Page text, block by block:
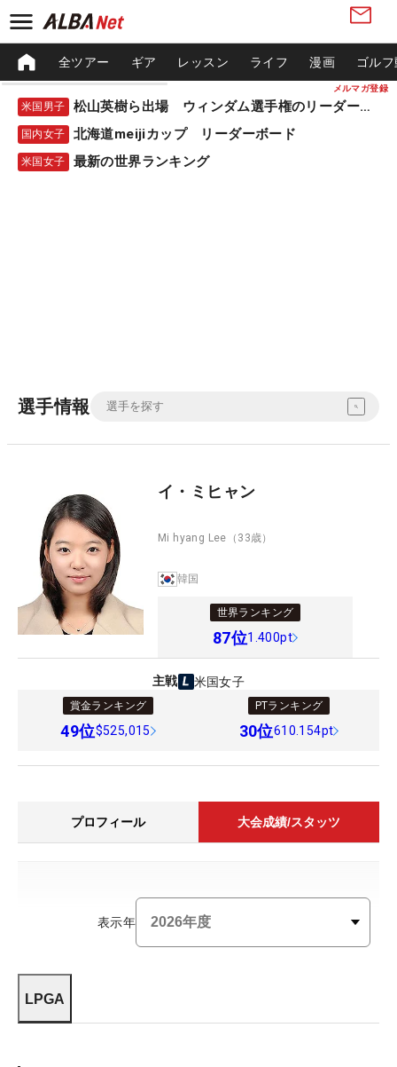
メルマガ登録
全ツアー ギア レッスン ライフ 漫画 ゴル
米国男子 松山英樹ら出場 ウィンダム選手権のリーダーボード
国内女子 北海道meijiカップ リーダーボード
米国女子 最新の世界ランキング
選手情報
イ・ミヒャン
Mi hyang Lee （33歳）
韓国
世界ランキング
87位1.400pt
主戦 米国女子
賞金ランキング
49位$525,015
PTランキング
30位610.154pt
プロフィール 大会成績/スタッツ
表示年
LPGA